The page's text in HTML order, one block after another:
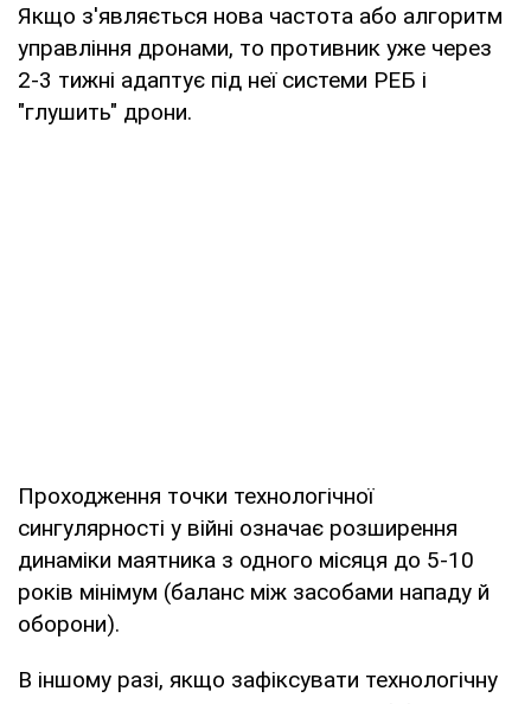
Якщо з'являється нова частота або алгоритм
управління дронами, то противник уже через
2-3 тижні адаптує під неї системи РЕБ і
"глушить" дрони.
Проходження точки технологічної
сингулярності у війні означає розширення
динаміки маятника з одного місяця до 5-10
років мінімум (баланс між засобами нападу й
оборони).
В іншому разі, якщо зафіксувати технологічну